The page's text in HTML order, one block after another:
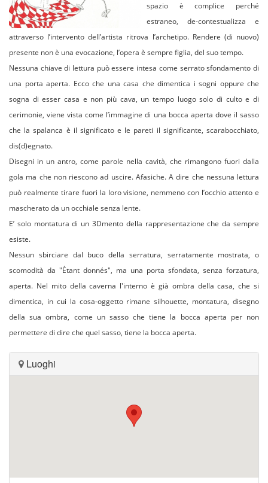
spazio è complice perché
estraneo, de-contestualizza e
attraverso l’intervento dell’artista ritrova l’archetipo. Rendere (di nuovo)
presente non è una evocazione, l’opera è sempre figlia, del suo tempo.
Nessuna chiave di lettura può essere intesa come serrato sfondamento di
una porta aperta. Ecco che una casa che dimentica i sogni oppure che
sogna di esser casa e non più cava, un tempo luogo solo di culto e di
cerimonie, viene vista come l’immagine di una bocca aperta dove il sasso
che la spalanca è il significato e le pareti il significante, scarabocchiato,
dis(d)egnato.
Disegni in un antro, come parole nella cavità, che rimangono fuori dalla
gola ma che non riescono ad uscire. Afasiche. A dire che nessuna lettura
può realmente tirare fuori la loro visione, nemmeno con l’occhio attento e
mascherato da un occhiale senza lente.
E’ solo montatura di un 3Dmento della rappresentazione che da sempre
esiste.
Nessun sbirciare dal buco della serratura, serratamente mostrata, o
scomodità da "Étant donnés", ma una porta sfondata, senza forzatura,
aperta. Nel mito della caverna l'interno è già ombra della casa, che si
dimentica, in cui la cosa-oggetto rimane silhouette, montatura, disegno
della sua ombra, come un sasso che tiene la bocca aperta per non
permettere di dire che quel sasso, tiene la bocca aperta.
Luoghi